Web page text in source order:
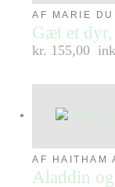
AF MARIE
Gæt et
kr. 155,00
AF HAITHAM
Aladdin